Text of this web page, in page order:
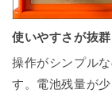
使いやすさが抜群
操作がシンプル
す。電池残量が